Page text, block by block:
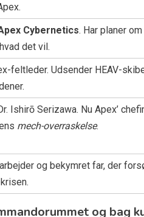
Cybernetics. Har planer
det vil.
feltleder. Udsender HEAV-
Ishirō Serizawa. Nu Apex’
mech-overraskelse.
og bekymret far, der
og bag